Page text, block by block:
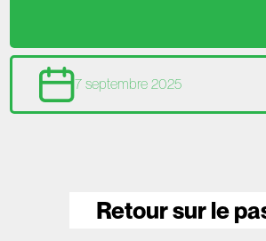
7 septembre 2025
Retour sur le